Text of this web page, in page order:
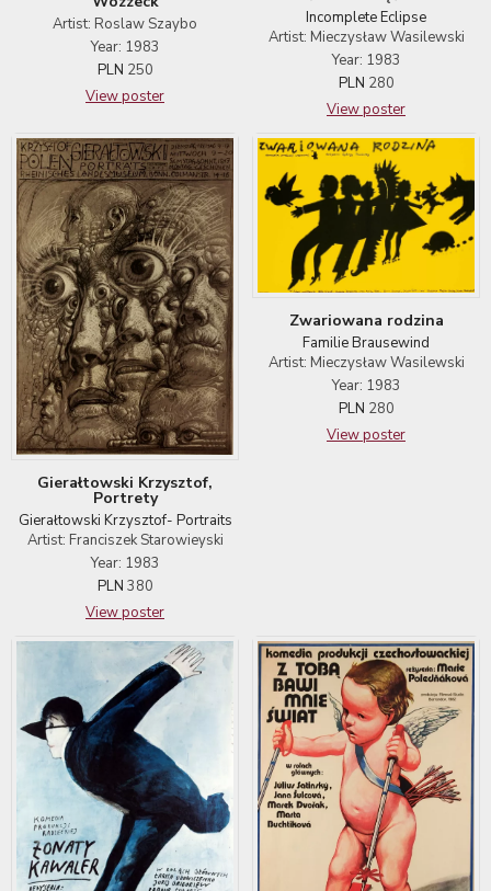
Artist: Roslaw Szaybo
Year: 1983
PLN 250
View poster
Incomplete Eclipse
Artist: Mieczysław Wasilewski
Year: 1983
PLN 280
View poster
Gierałtowski Krzysztof,
Portrety
Gierałtowski Krzysztof- Portraits
Artist: Franciszek Starowieyski
Year: 1983
PLN 380
View poster
Zwariowana rodzina
Familie Brausewind
Artist: Mieczysław Wasilewski
Year: 1983
PLN 280
View poster